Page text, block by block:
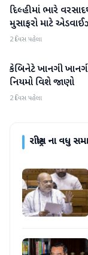
રાષ્ટ્રીય
દિલ્હીમાં ભારે
મુસાફરો માટે
2 દિવસ પહેલા
રાષ્ટ્રીય
કેબિનેટે ખાનગી
નિયમો વિશે જાણો
2 દિવસ પહેલા
રાષ્ટ્રીયના વધુ